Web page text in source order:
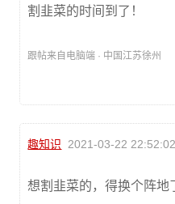
割韭菜的时间到了！
跟帖来自电脑端 · 中国江苏徐州
趣知识 2021-03-22 22:52:02
想割韭菜的，得换个阵